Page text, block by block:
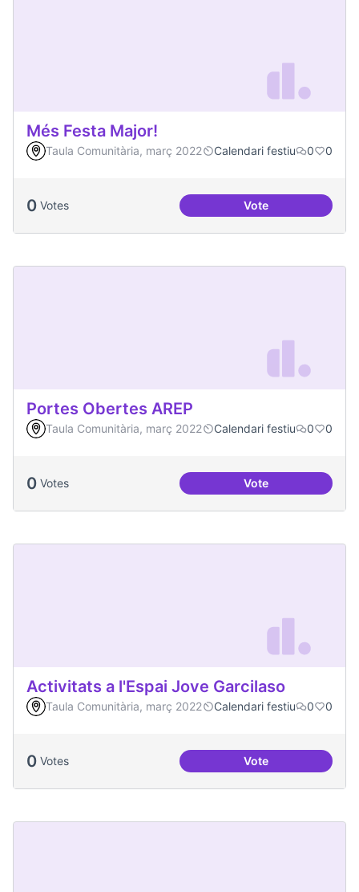
Més Festa Major!
Taula Comunitària, març 2022 Calendari festiu 0 0
0 Votes VoteMés Festa Major!
Portes Obertes AREP
Taula Comunitària, març 2022 Calendari festiu 0 0
0 Votes VotePortes Obertes
Activitats a l'Espai Jove Garcilaso
Taula Comunitària, març 2022 Calendari festiu 0 0
0 Votes VoteActivitats a l'Espai